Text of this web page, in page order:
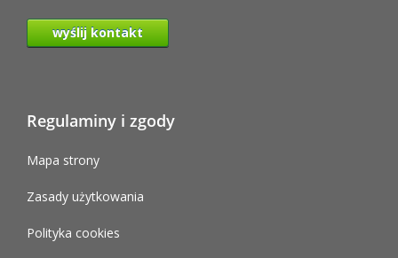
wyślij kontakt
Regulaminy i zgody
Mapa strony
Zasady użytkowania
Polityka cookies